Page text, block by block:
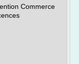
Commerce